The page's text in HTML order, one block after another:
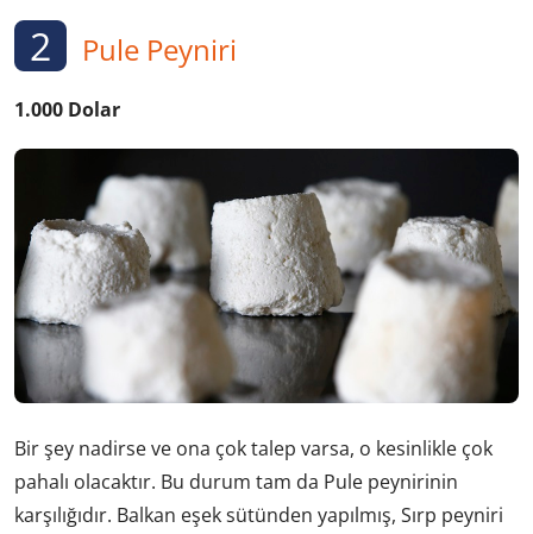
2 Pule Peyniri
1.000 Dolar
Bir şey nadirse ve ona çok talep varsa, o kesinlikle çok
pahalı olacaktır. Bu durum tam da Pule peynirinin
karşılığıdır. Balkan eşek sütünden yapılmış, Sırp peyniri